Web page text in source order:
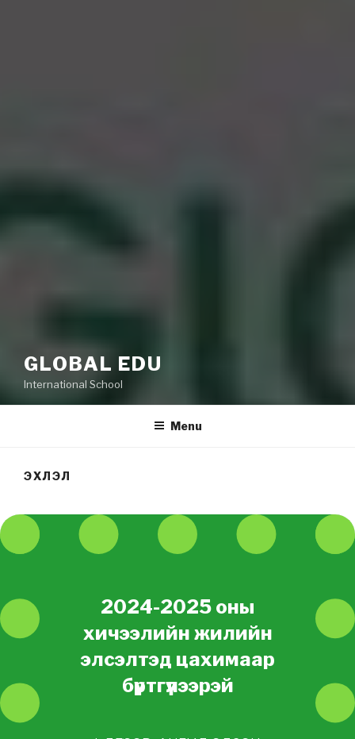
GLOBAL EDU
International School
Menu
ЭХЛЭЛ
2024-2025 оны
хичээлийн жилийн
элсэлтэд цахимаар
бүртгүүлээрэй